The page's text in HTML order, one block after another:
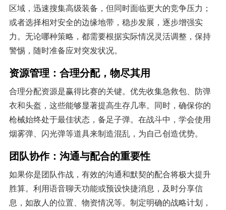
区域，迅速搜集高级装备，但同时面临更大的竞争压力；
或者选择相对安全的边缘地带，稳步发展，逐步增强实
力。无论哪种策略，都需要根据实际情况灵活调整，保持
警惕，随时准备应对突发状况。
资源管理：合理分配，物尽其用
合理分配资源是赢得比赛的关键。优先收集急救包、防弹
衣和头盔，这些能够显著提高生存几率。同时，确保你的
枪械始终处于最佳状态，备足子弹。在战斗中，学会使用
烟雾弹、闪光弹等道具来制造混乱，为自己创造优势。
团队协作：沟通与配合的重要性
如果你是团队作战，有效的沟通和默契的配合将极大提升
胜算。利用语音聊天功能或预设快捷消息，及时分享信
息，如敌人的位置、物资情况等。制定明确的战略计划，